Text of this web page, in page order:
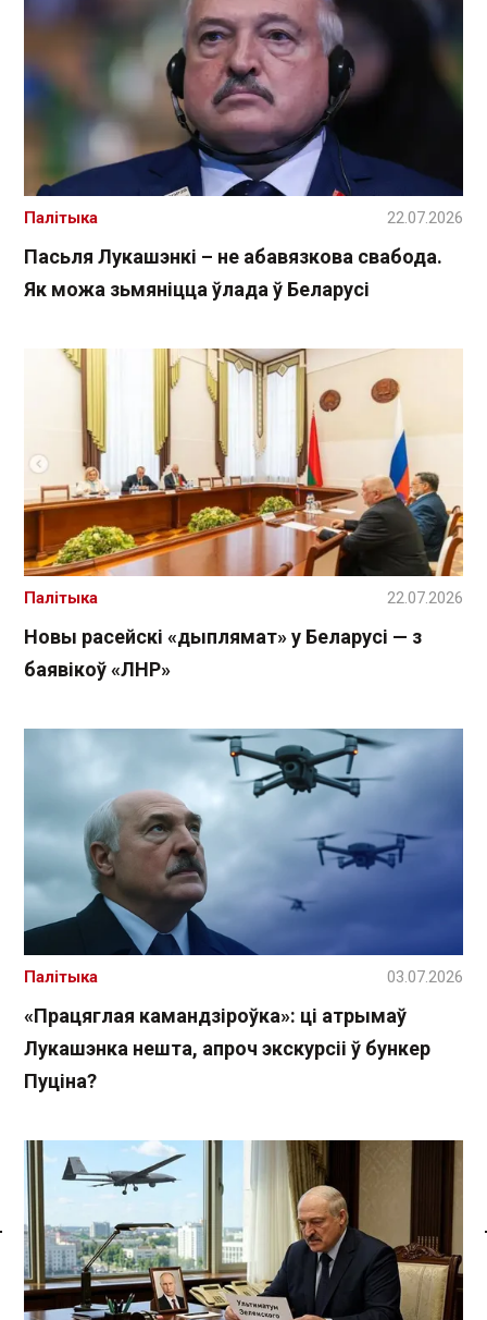
Спасылка без VPN
Пасьля Лукашэнкі – не абавязкова свабода.
Як можа зьмяніцца ўлада ў Беларусі
Палітыка 22.07.2026
Новы расейскі «дыплямат» у Беларусі — з
баявікоў «ЛНР»
Палітыка 22.07.2026
«Працяглая камандзіроўка»: ці атрымаў
Лукашэнка нешта, апроч экскурсіі ў бункер
Пуціна?
Палітыка 03.07.2026